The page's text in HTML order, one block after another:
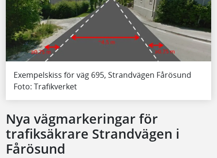
Exempelskiss för väg 695, Strandvägen Fårösund
Foto: Trafikverket
Nya vägmarkeringar för
trafiksäkrare Strandvägen i
Fårösund